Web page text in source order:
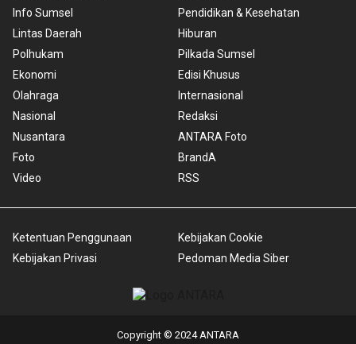
Info Sumsel
Lintas Daerah
Polhukam
Ekonomi
Olahraga
Nasional
Nusantara
Foto
Video
Pendidikan & Kesehatan
Hiburan
Pilkada Sumsel
Edisi Khusus
Internasional
Redaksi
ANTARA Foto
BrandA
RSS
Ketentuan Penggunaan
Kebijakan Privasi
Kebijakan Cookie
Pedoman Media Siber
Copyright © 2024 ANTARA